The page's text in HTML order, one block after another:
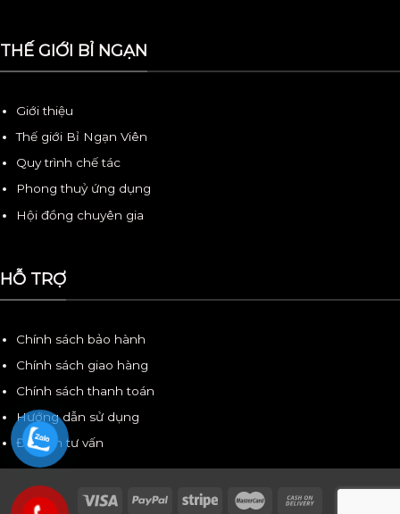
THẾ GIỚI BỈ NGẠN
Giới thiệu
Thế giới Bỉ Ngạn Viên
Quy trình chế tác
Phong thuỷ ứng dụng
Hội đồng chuyên gia
HỖ TRỢ
Chính sách bảo hành
Chính sách giao hàng
Chính sách thanh toán
Hướng dẫn sử dụng
Đặt lịch tư vấn